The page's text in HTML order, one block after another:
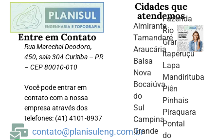
Entre em Contato
Rua Marechal Deodoro,
450, sala 304 Curitiba – PR
– CEP 80010-010
Você pode entrar em
contato com a nossa
empresa através dos
telefones: (41) 4101-8937
contato@planisuleng.com.br
Cidades que
atendemos
Almirante
Tamandaré
Araucária
Balsa
Nova
Bocaiúva
do
Sul
Campina
Grande
Fazenda
Rio
Grande
Itaperuçu
Lapa
Mandirituba
Piên
Pinhais
Piraquara
Pontal
do